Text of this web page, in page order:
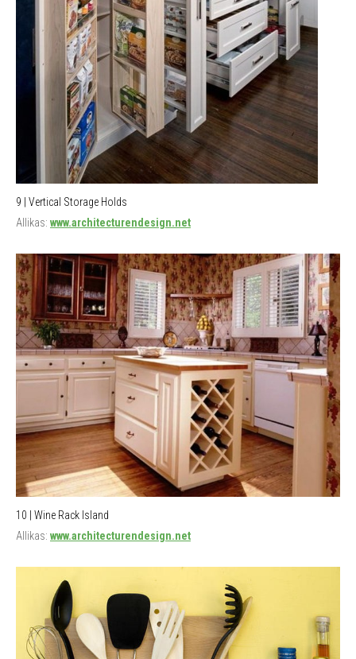
9 | Vertical Storage Holds
Allikas: www.architecturendesign.net
10 | Wine Rack Island
Allikas: www.architecturendesign.net